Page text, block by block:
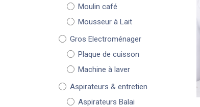
Moulin café
Mousseur à Lait
Gros Electroménager
Plaque de cuisson
Machine à laver
Aspirateurs & entretien
Aspirateurs Balai